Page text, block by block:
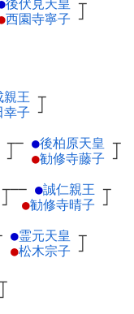
後伏見天皇 ┬
西園寺寧子 ┘
親王 ┬
幸子 ┘
┬
┘
─ ●後柏原天皇 ┬
●勧修寺藤子 ┘
┬
┘
── ●誠仁親王 ┬
●勧修寺晴子 ┘
●霊元天皇 ┬
●松木宗子 ┘